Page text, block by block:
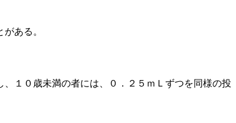
ある。
１０歳未満の者には、０．２５ｍＬずつを同様の投